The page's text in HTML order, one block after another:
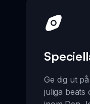
Ge dig ut
juliga beats